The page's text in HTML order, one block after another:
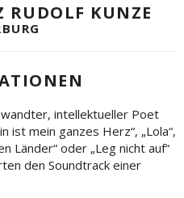
RUDOLF KUNZE
intellektueller Poet
ist mein ganzes Herz“, „Lola“,
Länder“ oder „Leg nicht auf“
den Soundtrack einer